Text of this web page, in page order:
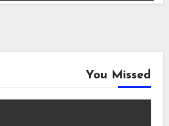
You Missed